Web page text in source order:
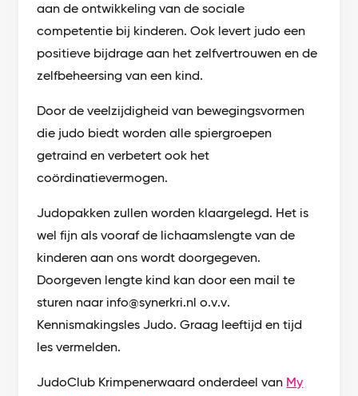
aan de ontwikkeling van de sociale
competentie bij kinderen. Ook levert judo een
positieve bijdrage aan het zelfvertrouwen en de
zelfbeheersing van een kind.
Door de veelzijdigheid van bewegingsvormen
die judo biedt worden alle spiergroepen
getraind en verbetert ook het
coördinatievermogen.
Judopakken zullen worden klaargelegd. Het is
wel fijn als vooraf de lichaamslengte van de
kinderen aan ons wordt doorgegeven.
Doorgeven lengte kind kan door een mail te
sturen naar info@synerkri.nl o.v.v.
Kennismakingsles Judo. Graag leeftijd en tijd
les vermelden.
JudoClub Krimpenerwaard onderdeel van My